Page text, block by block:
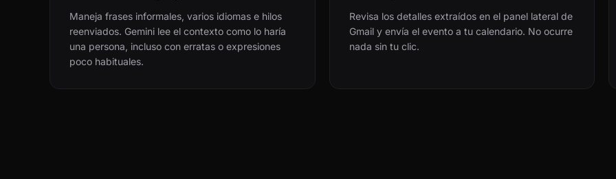
Maneja frases informales, varios idiomas e hilos
reenviados. Gemini lee el contexto como lo haría
una persona, incluso con erratas o expresiones
poco habituales.
Revisa los detalles extraídos en el panel lateral de
Gmail y envía el evento a tu calendario. No ocurre
nada sin tu clic.